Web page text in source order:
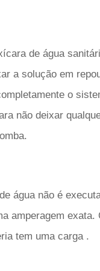
de água
a solução em
o
não deixar
água não é
amperagem exata.
tem uma carga .